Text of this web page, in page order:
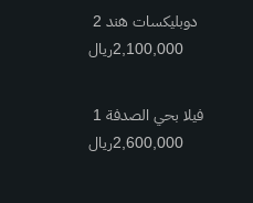
دوبليكسات هند 2
2,100,000ريال
فيلا بحي الصدفة 1
2,600,000ريال